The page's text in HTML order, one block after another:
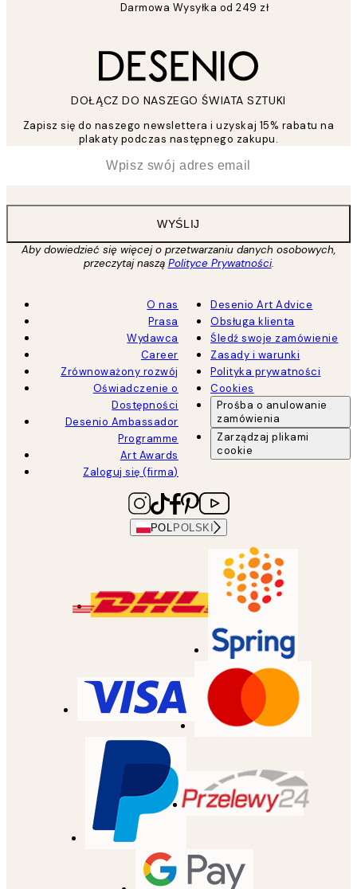
Darmowa Wysyłka od 249 zł
DOŁĄCZ DO NASZEGO ŚWIATA SZTUKI
Zapisz się do naszego newslettera i uzyskaj 15% rabatu na
plakaty podczas następnego zakupu.
WYŚLIJ
Aby dowiedzieć się więcej o przetwarzaniu danych osobowych,
przeczytaj naszą Polityce Prywatności.
O nas
Prasa
Wydawca
Career
Zrównoważony rozwój
Oświadczenie o
Dostępności
Desenio Ambassador
Programme
Art Awards
Zaloguj się (firma)
Desenio Art Advice
Obsługa klienta
Śledź swoje zamówienie
Zasady i warunki
Polityka prywatności
Cookies
Prośba o anulowanie
zamówienia
Zarządzaj plikami
cookie
POL POLSKI